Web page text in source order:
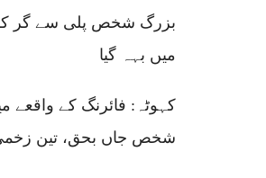
بزرگ شخص پلی سے گر کر
میں بہہ گیا
کہوٹہ: فائرنگ کے واقعے
شخص جاں بحق، تین